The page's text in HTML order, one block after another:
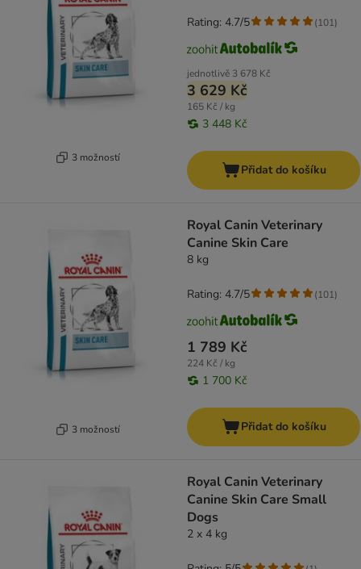
3 možností
jednotlivě 3 678 Kč
3 629 Kč
165 Kč / kg
3 448 Kč
Rating: 4.7/5 (101)
Přidat do košíku
3 možností
Royal Canin Veterinary
Canine Skin Care
8 kg
1 789 Kč
224 Kč / kg
1 700 Kč
Rating: 4.7/5 (101)
Přidat do košíku
Royal Canin Veterinary
Canine Skin Care Small
Dogs
2 x 4 kg